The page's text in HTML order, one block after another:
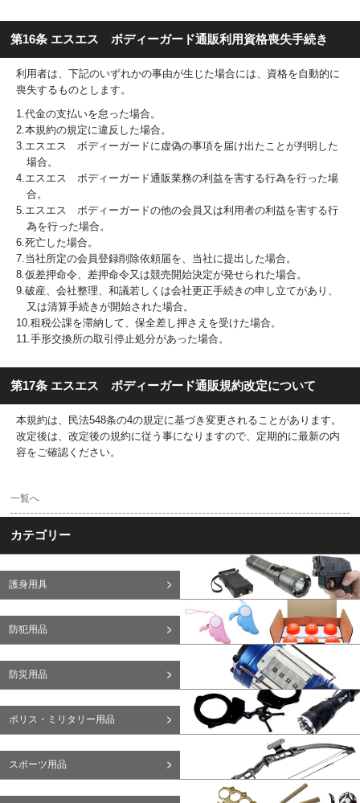
第16条 エスエス ボディーガード通販利用資格喪失手続き
利用者は、下記のいずれかの事由が生じた場合には、資格を自動的に
喪失するものとします。
1.代金の支払いを怠った場合。
2.本規約の規定に違反した場合。
3.エスエス ボディーガードに虚偽の事項を届け出たことが判明した
場合。
4.エスエス ボディーガード通販業務の利益を害する行為を行った場
合。
5.エスエス ボディーガードの他の会員又は利用者の利益を害する行
為を行った場合。
6.死亡した場合。
7.当社所定の会員登録削除依頼届を、当社に提出した場合。
8.仮差押命令、差押命令又は競売開始決定が発せられた場合。
9.破産、会社整理、和議若しくは会社更正手続きの申し立てがあり、
又は清算手続きが開始された場合。
10.租税公課を滞納して、保全差し押さえを受けた場合。
11.手形交換所の取引停止処分があった場合。
第17条 エスエス ボディーガード通販規約改定について
本規約は、民法548条の4の規定に基づき変更されることがあります。
改定後は、改定後の規約に従う事になりますので、定期的に最新の内
容をご確認ください。
一覧へ
カテゴリー
護身用具
防犯用品
防災用品
ポリス・ミリタリー用品
スポーツ用品